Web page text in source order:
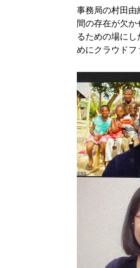
事務局の村田由
間の存在が欠
るための場に
めにクラウドフ